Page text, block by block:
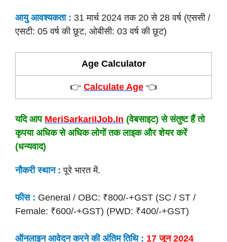
आयु आवश्यकता : 31 मार्च 2024 तक 20 से 28 वर्ष (एससी /
एसटी: 05 वर्ष की छूट, ओबीसी: 03 वर्ष की छूट)
Age Calculator
👉 Calculate Age 👈
यदि आप MeriSarkariIJob.In (वेबसाइट) से संतुष्ट हैं तो
कृपया अधिक से अधिक लोगों तक लाइक और शेयर करें
(धन्यवाद)
नौकरी स्थान : पूरे भारत में.
फीस : General / OBC: ₹800/-+GST (SC / ST /
Female: ₹600/-+GST) (PWD: ₹400/-+GST)
ऑनलाइन आवेदन करने की अंतिम तिथि : 17 जून 2024